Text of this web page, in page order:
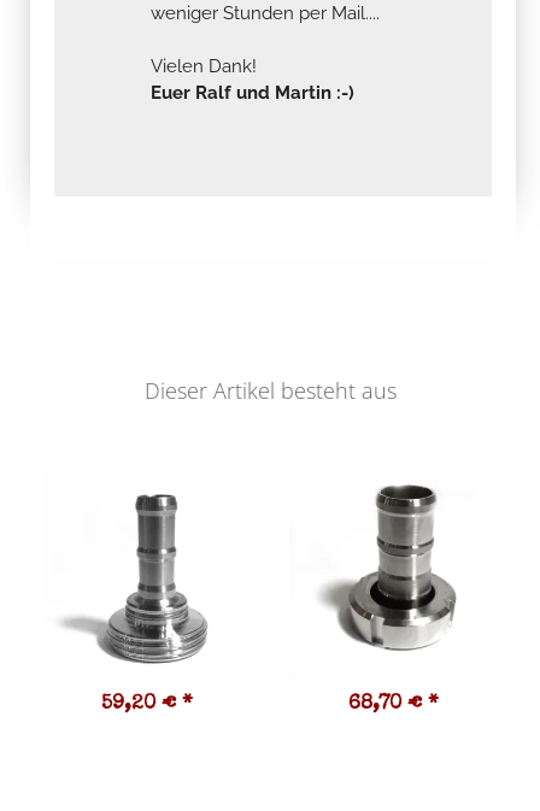
weniger Stunden per Mail....
Vielen Dank!
Euer Ralf und Martin :-)
Dieser Artikel besteht aus
59,20 € * 68,70 € *